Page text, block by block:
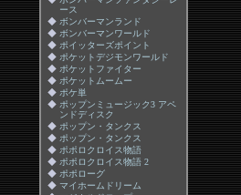
ース
◆ ボンバーマンランド
◆ ボンバーマンワールド
◆ ポイッターズポイント
◆ ポケットデジモンワールド
◆ ポケットファイター
◆ ポケットムームー
◆ ポケ単
◆ ポップンミュージック3 アペ
ンドディスク
◆ ポップン・タンクス
◆ ポップン・タンクス
◆ ポポロクロイス物語
◆ ポポロクロイス物語 2
◆ ポポローグ
◆ マイホームドリーム